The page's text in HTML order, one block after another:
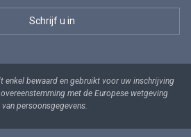
enkel bewaard en gebruikt voor uw inschrijving
met de Europese wetgeving
persoonsgegevens.